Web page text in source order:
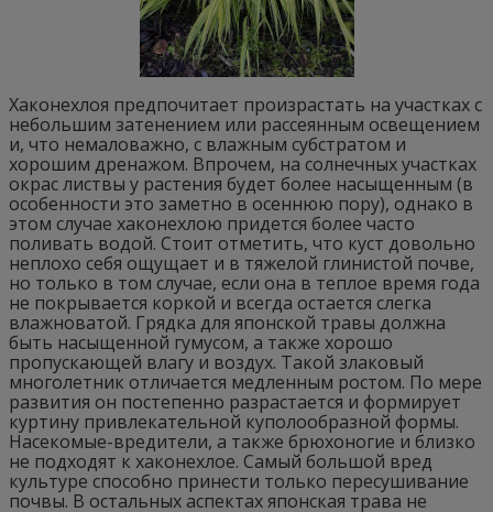
Хаконехлоя предпочитает произрастать на участках с
небольшим затенением или рассеянным освещением
и, что немаловажно, с влажным субстратом и
хорошим дренажом. Впрочем, на солнечных участках
окрас листвы у растения будет более насыщенным (в
особенности это заметно в осеннюю пору), однако в
этом случае хаконехлою придется более часто
поливать водой. Стоит отметить, что куст довольно
неплохо себя ощущает и в тяжелой глинистой почве,
но только в том случае, если она в теплое время года
не покрывается коркой и всегда остается слегка
влажноватой. Грядка для японской травы должна
быть насыщенной гумусом, а также хорошо
пропускающей влагу и воздух. Такой злаковый
многолетник отличается медленным ростом. По мере
развития он постепенно разрастается и формирует
куртину привлекательной куполообразной формы.
Насекомые-вредители, а также брюхоногие и близко
не подходят к хаконехлое. Самый большой вред
культуре способно принести только пересушивание
почвы. В остальных аспектах японская трава не